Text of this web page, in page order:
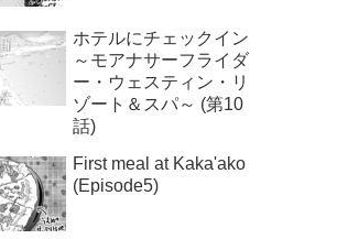
ホテルにチェックイン
～モアナサーフライダ
ー・ウェスティン・リ
ゾート＆スパ～ (第10
話)
First meal at Kaka'ako
(Episode5)